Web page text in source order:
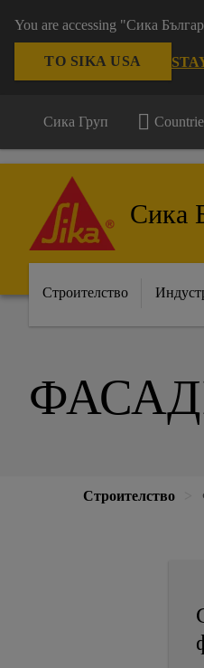
You are accessing "Сика
TO SIKA USA
Сика Груп
Сика
Строителство
Строителство